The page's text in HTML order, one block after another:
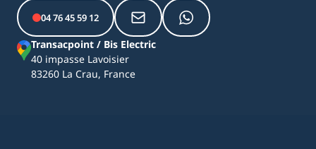
04 76 45 59 12
Transacpoint / Bis Electric
40 impasse Lavoisier
83260 La Crau, France